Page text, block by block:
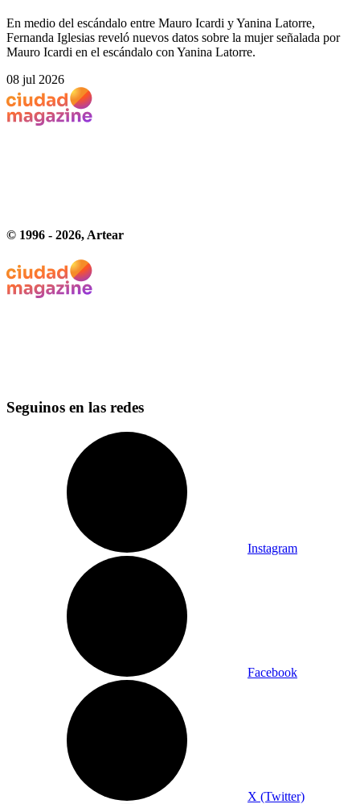
En medio del escándalo entre Mauro Icardi y Yanina Latorre,
Fernanda Iglesias reveló nuevos datos sobre la mujer señalada por
Mauro Icardi en el escándalo con Yanina Latorre.
08 jul 2026
© 1996 - 2026, Artear
Seguinos en las redes
Instagram
Facebook
X (Twitter)